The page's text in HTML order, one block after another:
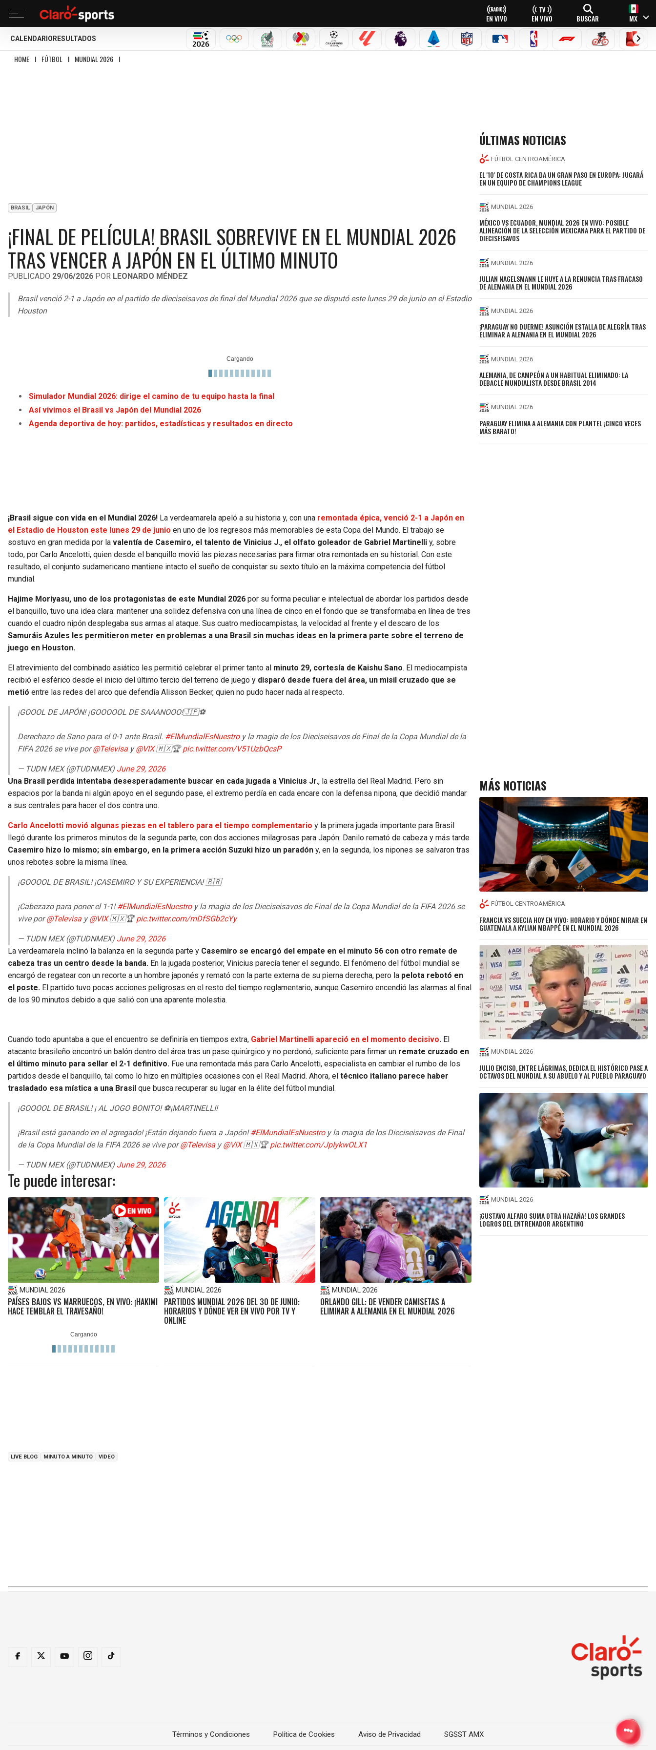
EN VIVO EN VIVO BUSCAR MX
CALENDARIO RESULTADOS
MUNDIAL 2026OLÍMPICOSSELECCIÓN MEXICANA
LIGA MX CHAMPIONS LEAGUE
LALIGA PREMIER LEAGUE
SERIE A NFL MLB NBA FÓRMULA 1CICLISMOBOXEO
HOME I FÚTBOL I MUNDIAL 2026 I
BRASIL JAPÓN
¡FINAL DE PELÍCULA! BRASIL SOBREVIVE EN EL MUNDIAL 2026
TRAS VENCER A JAPÓN EN EL ÚLTIMO MINUTO
PUBLICADO 29/06/2026 POR LEONARDO MÉNDEZ
Brasil venció 2-1 a Japón en el partido de dieciseisavos de final del Mundial 2026 que se disputó este lunes 29 de junio en el Estadio
Houston
Simulador Mundial 2026: dirige el camino de tu equipo hasta la final
Así vivimos el Brasil vs Japón del Mundial 2026
Agenda deportiva de hoy: partidos, estadísticas y resultados en directo
¡Brasil sigue con vida en el Mundial 2026! La verdeamarela apeló a su historia y, con una remontada épica, venció 2-1 a Japón en
el Estadio de Houston este lunes 29 de junio en uno de los regresos más memorables de esta Copa del Mundo. El trabajo se
sostuvo en gran medida por la valentía de Casemiro, el talento de Vinicius J., el olfato goleador de Gabriel Martinelli y, sobre
todo, por Carlo Ancelotti, quien desde el banquillo movió las piezas necesarias para firmar otra remontada en su historial. Con este
resultado, el conjunto sudamericano mantiene intacto el sueño de conquistar su sexto título en la máxima competencia del fútbol
mundial.
Hajime Moriyasu, uno de los protagonistas de este Mundial 2026 por su forma peculiar e intelectual de abordar los partidos desde
el banquillo, tuvo una idea clara: mantener una solidez defensiva con una línea de cinco en el fondo que se transformaba en línea de tres
cuando el cuadro nipón desplegaba sus armas al ataque. Sus cuatro mediocampistas, la velocidad al frente y el descaro de los
Samuráis Azules les permitieron meter en problemas a una Brasil sin muchas ideas en la primera parte sobre el terreno de
juego en Houston.
El atrevimiento del combinado asiático les permitió celebrar el primer tanto al minuto 29, cortesía de Kaishu Sano. El mediocampista
recibió el esférico desde el inicio del último tercio del terreno de juego y disparó desde fuera del área, un misil cruzado que se
metió entre las redes del arco que defendía Alisson Becker, quien no pudo hacer nada al respecto.
¡GOOOL DE JAPÓN! ¡GOOOOOL DE SAAANOOO!🇯🇵⚽
Derechazo de Sano para el 0-1 ante Brasil. #ElMundialEsNuestroy la magia de los Dieciseisavos de Final de la Copa Mundial de la
FIFA 2026 se vive por@Televisa y@VIX🇲🇽🏆pic.twitter.com/V51UzbQcsP
— TUDN MEX (@TUDNMEX) June 29, 2026
Una Brasil perdida intentaba desesperadamente buscar en cada jugada a Vinicius Jr., la estrella del Real Madrid. Pero sin
espacios por la banda ni algún apoyo en el segundo pase, el extremo perdía en cada encare con la defensa nipona, que decidió mandar
a sus centrales para hacer el dos contra uno.
Carlo Ancelotti movió algunas piezas en el tablero para el tiempo complementario y la primera jugada importante para Brasil
llegó durante los primeros minutos de la segunda parte, con dos acciones milagrosas para Japón: Danilo remató de cabeza y más tarde
Casemiro hizo lo mismo; sin embargo, en la primera acción Suzuki hizo un paradón y, en la segunda, los nipones se salvaron tras
unos rebotes sobre la misma línea.
¡GOOOOL DE BRASIL! ¡CASEMIRO Y SU EXPERIENCIA! 🇧🇷
¡Cabezazo para poner el 1-1!#ElMundialEsNuestroy la magia de los Dieciseisavos de Final de la Copa Mundial de la FIFA 2026 se
vive por@Televisa y@VIX🇲🇽🏆pic.twitter.com/mDfSGb2cYy
— TUDN MEX (@TUDNMEX) June 29, 2026
La verdeamarela inclinó la balanza en la segunda parte y Casemiro se encargó del empate en el minuto 56 con otro remate de
cabeza tras un centro desde la banda. En la jugada posterior, Vinicius parecía tener el segundo. El fenómeno del fútbol mundial se
encargó de regatear con un recorte a un hombre japonés y remató con la parte externa de su pierna derecha, pero la pelota rebotó en
el poste. El partido tuvo pocas acciones peligrosas en el resto del tiempo reglamentario, aunque Casemiro encendió las alarmas al final
de los 90 minutos debido a que salió con una aparente molestia.
Cuando todo apuntaba a que el encuentro se definiría en tiempos extra, Gabriel Martinelli apareció en el momento decisivo. El
atacante brasileño encontró un balón dentro del área tras un pase quirúrgico y no perdonó, suficiente para firmar un remate cruzado en
el último minuto para sellar el 2-1 definitivo. Fue una remontada más para Carlo Ancelotti, especialista en cambiar el rumbo de los
partidos desde el banquillo, tal como lo hizo en múltiples ocasiones con el Real Madrid. Ahora, el técnico italiano parece haber
trasladado esa mística a una Brasil que busca recuperar su lugar en la élite del fútbol mundial.
¡GOOOOL DE BRASIL! ¡ AL JOGO BONITO! ⚽¡MARTINELLI!
¡Brasil está ganando en el agregado! ¡Están dejando fuera a Japón!#ElMundialEsNuestroy la magia de los Dieciseisavos de Final
de la Copa Mundial de la FIFA 2026 se vive por@Televisa y@VIX🇲🇽🏆pic.twitter.com/JpIykwOLX1
— TUDN MEX (@TUDNMEX) June 29, 2026
Te puede interesar:
MUNDIAL 2026
PAÍSES BAJOS VS MARRUECOS, EN VIVO: ¡HAKIMI
HACE TEMBLAR EL TRAVESAÑO!
MUNDIAL 2026
PARTIDOS MUNDIAL 2026 DEL 30 DE JUNIO:
HORARIOS Y DÓNDE VER EN VIVO POR TV Y
ONLINE
MUNDIAL 2026
ORLANDO GILL: DE VENDER CAMISETAS A
ELIMINAR A ALEMANIA EN EL MUNDIAL 2026
LIVE BLOG MINUTO A MINUTO VIDEO
ÚLTIMAS NOTICIAS
FÚTBOL CENTROAMÉRICA
EL '10' DE COSTA RICA DA UN GRAN PASO EN EUROPA: JUGARÁ
EN UN EQUIPO DE CHAMPIONS LEAGUE
MUNDIAL 2026
MÉXICO VS ECUADOR, MUNDIAL 2026 EN VIVO: POSIBLE
ALINEACIÓN DE LA SELECCIÓN MEXICANA PARA EL PARTIDO DE
DIECISEISAVOS
MUNDIAL 2026
JULIAN NAGELSMANN LE HUYE A LA RENUNCIA TRAS FRACASO
DE ALEMANIA EN EL MUNDIAL 2026
MUNDIAL 2026
¡PARAGUAY NO DUERME! ASUNCIÓN ESTALLA DE ALEGRÍA TRAS
ELIMINAR A ALEMANIA EN EL MUNDIAL 2026
MUNDIAL 2026
ALEMANIA, DE CAMPEÓN A UN HABITUAL ELIMINADO: LA
DEBACLE MUNDIALISTA DESDE BRASIL 2014
MUNDIAL 2026
PARAGUAY ELIMINA A ALEMANIA CON PLANTEL ¡CINCO VECES
MÁS BARATO!
MÁS NOTICIAS
FÚTBOL CENTROAMÉRICA
FRANCIA VS SUECIA HOY EN VIVO: HORARIO Y DÓNDE MIRAR EN
GUATEMALA A KYLIAN MBAPPÉ EN EL MUNDIAL 2026
MUNDIAL 2026
JULIO ENCISO, ENTRE LÁGRIMAS, DEDICA EL HISTÓRICO PASE A
OCTAVOS DEL MUNDIAL A SU ABUELO Y AL PUEBLO PARAGUAYO
MUNDIAL 2026
¡GUSTAVO ALFARO SUMA OTRA HAZAÑA! LOS GRANDES
LOGROS DEL ENTRENADOR ARGENTINO
Términos y Condiciones Política de Cookies Aviso de Privacidad SGSST AMX